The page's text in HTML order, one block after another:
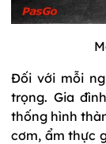
Đối với mỗi
trọng. Gia
thống hình
cơm, ẩm thực